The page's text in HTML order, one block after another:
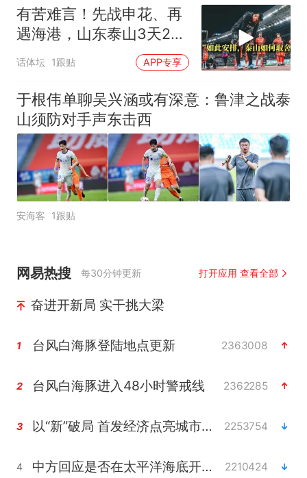
有苦难言！先战申花、再
遇海港，山东泰山3天2
战：谨防双线败北
话体坛 1跟贴 APP专享
于根伟单聊吴兴涵或有深意：鲁津之战泰
山须防对手声东击西
安海客 1跟贴
网易热搜 每30分钟更新 打开应用 查看全部
奋进开新局 实干挑大梁
1 台风白海豚登陆地点更新 2363008
2 台风白海豚进入48小时警戒线 2362285
3 以“新”破局 首发经济点亮城市消费活力 2253754
4 中方回应是否在太平洋海底开采稀土 2210424